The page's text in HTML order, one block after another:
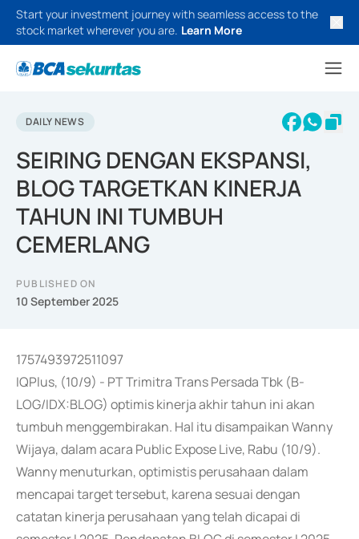
Start your investment journey with seamless access to the
stock market wherever you are. Learn More
DAILY NEWS
SEIRING DENGAN EKSPANSI,
BLOG TARGETKAN KINERJA
TAHUN INI TUMBUH
CEMERLANG
PUBLISHED ON
10 September 2025
1757493972511097
IQPlus, (10/9) - PT Trimitra Trans Persada Tbk (B-
LOG/IDX:BLOG) optimis kinerja akhir tahun ini akan
tumbuh menggembirakan. Hal itu disampaikan Wanny
Wijaya, dalam acara Public Expose Live, Rabu (10/9).
Wanny menuturkan, optimistis perusahaan dalam
mencapai target tersebut, karena sesuai dengan
catatan kinerja perusahaan yang telah dicapai di